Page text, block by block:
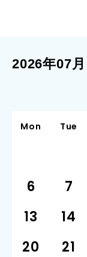
2026年07月
Mon Tue
6
7
13
14
20
21